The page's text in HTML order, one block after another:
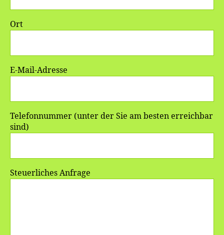
Ort
E-Mail-Adresse
Telefonnummer (unter der Sie am besten erreichbar
sind)
Steuerliches Anfrage